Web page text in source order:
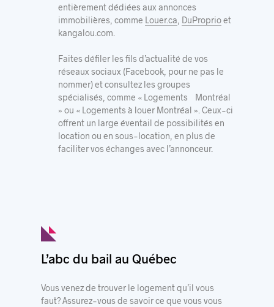
entièrement dédiées aux annonces
immobilières, comme Louer.ca DuProprioet
kangalou.com
Faites défiler les fils d’actualité de vos
réseaux sociaux (Facebook, pour ne pas le
nommer) et consultez les groupes
spécialisés, comme « Logements Montréal
» ou « Logements à louer Montréal ». Ceux-ci
offrent un large éventail de possibilités en
location ou en sous-location, en plus de
faciliter vos échanges avec l’annonceur.
L’abc du bail au Québec
Vous venez de trouver le logement qu’il vous
faut? Assurez-vous de savoir ce que vous vous